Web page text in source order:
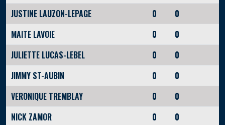
JUSTINE LAUZON-LEPAGE
0
0
MAITE LAVOIE
0
0
JULIETTE LUCAS-LEBEL
0
0
JIMMY ST-AUBIN
0
0
VERONIQUE TREMBLAY
0
0
NICK ZAMOR
0
0